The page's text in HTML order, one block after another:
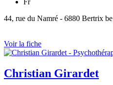
Fr
44, rue du Namré - 6880 Bertrix be
Voir la fiche
Christian Girardet